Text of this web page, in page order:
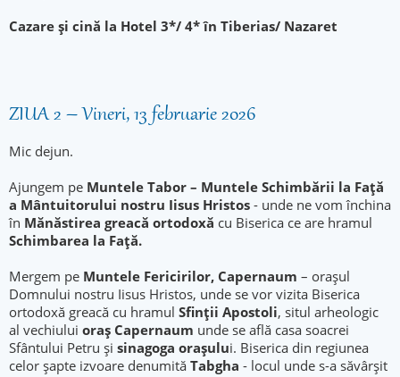
Cazare şi cină la Hotel 3*/ 4* în Tiberias/ Nazaret
ZIUA 2 – Vineri, 13 februarie 2026
Mic dejun.
Ajungem pe Muntele Tabor – Muntele Schimbării la Faţă
a Mântuitorului nostru Iisus Hristos - unde ne vom închina
în Mănăstirea greacă ortodoxă cu Biserica ce are hramul
Schimbarea la Faţă.
Mergem pe Muntele Fericirilor, Capernaum – oraşul
Domnului nostru Iisus Hristos, unde se vor vizita Biserica
ortodoxă greacă cu hramul Sfinţii Apostoli, situl arheologic
al vechiului oraş Capernaum unde se află casa soacrei
Sfântului Petru şi sinagoga oraşului. Biserica din regiunea
celor şapte izvoare denumită Tabgha - locul unde s-a săvârşit